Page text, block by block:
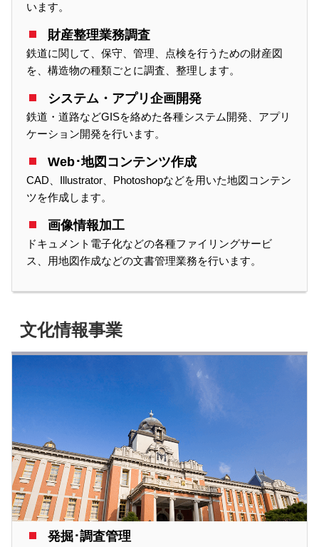
います。
財産整理業務調査
鉄道に関して、保守、管理、点検を行うための財産図
を、構造物の種類ごとに調査、整理します。
システム・アプリ企画開発
鉄道・道路などGISを絡めた各種システム開発、アプリ
ケーション開発を行います。
Web･地図コンテンツ作成
CAD、Illustrator、Photoshopなどを用いた地図コンテン
ツを作成します。
画像情報加工
ドキュメント電子化などの各種ファイリングサービ
ス、用地図作成などの文書管理業務を行います。
文化情報事業
発掘･調査管理